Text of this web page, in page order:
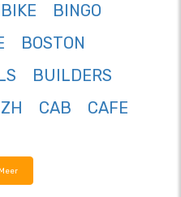
BIKE
BINGO
BOSTON
BUILDERS
CAB
CAFE